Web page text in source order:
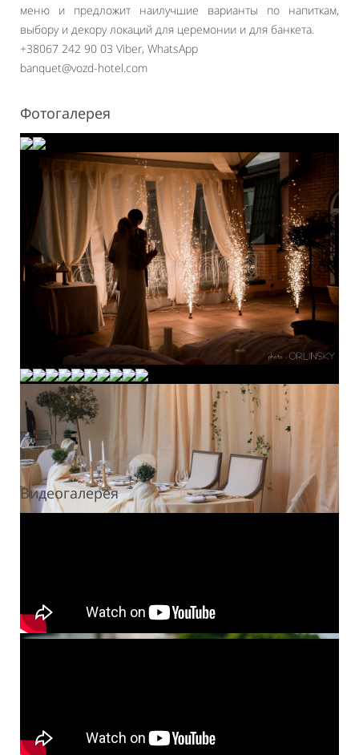
меню и предложит наилучшие варианты по напиткам,
выбору и декору локаций для церемонии и для банкета.
+38067 242 90 03 Viber, WhatsApp
banquet@vozd-hotel.com
Фотогалерея
Видеогалерея